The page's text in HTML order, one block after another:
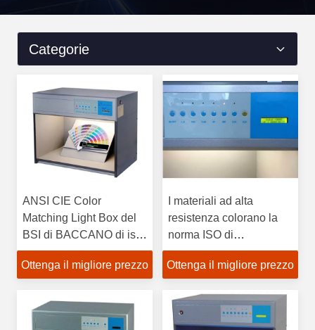
Categorie
ANSI CIE Color
Matching Light Box del
BSI di BACCANO di iso
ASTM quattro sorgenti
luminose
Ottenga il migliore prezzo
I materiali ad alta
resistenza colorano la
norma ISO di
corrispondenza della
scatola leggera
Ottenga il migliore prezzo